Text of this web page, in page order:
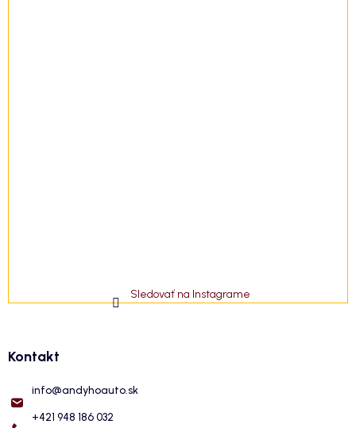
Sledovať na Instagrame
Kontakt
info@andyhoauto.sk
+421 948 186 032